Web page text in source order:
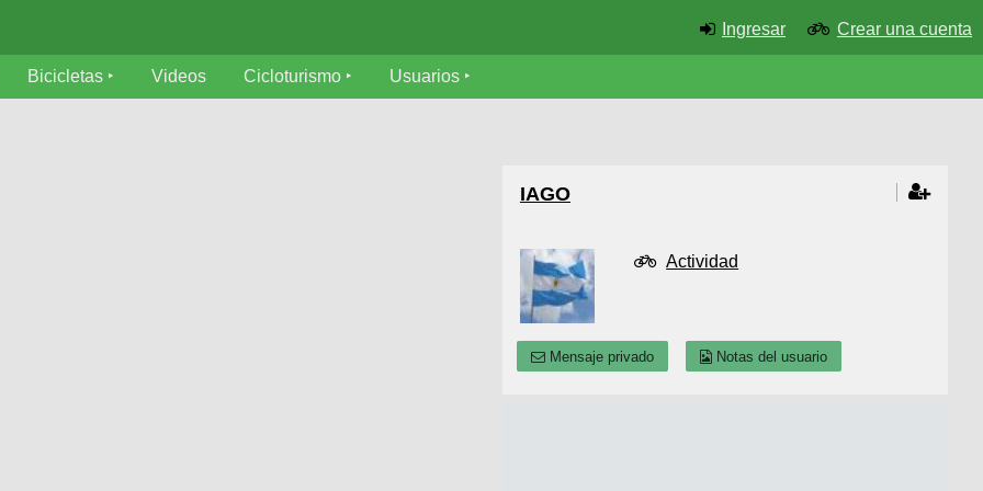
Ingresar Crear una cuenta
Bicicletas Videos Cicloturismo Usuarios
IAGO
Actividad
Mensaje privado Notas del usuario